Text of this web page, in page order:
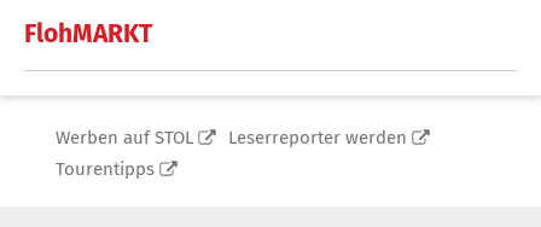
FlohMARKT
Werben auf STOL
Leserreporter werden
Tourentipps